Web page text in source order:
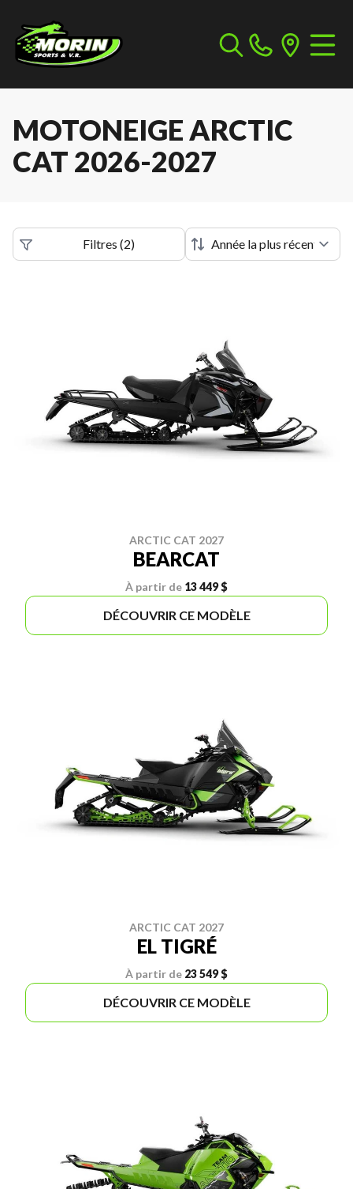
MOTONEIGE ARCTIC
CAT 2026-2027
Filtres (2)
ARCTIC CAT 2027
BEARCAT
À partir de 13 449 $
DÉCOUVRIR CE MODÈLE
ARCTIC CAT 2027
EL TIGRÉ
À partir de 23 549 $
DÉCOUVRIR CE MODÈLE